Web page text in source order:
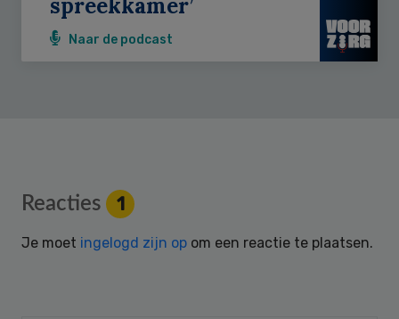
spreekkamer’
Naar de podcast
Reader
Interactions
Reacties 1
Je moet ingelogd zijn op om een reactie te plaatsen.